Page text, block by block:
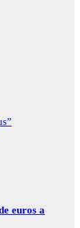
euros a